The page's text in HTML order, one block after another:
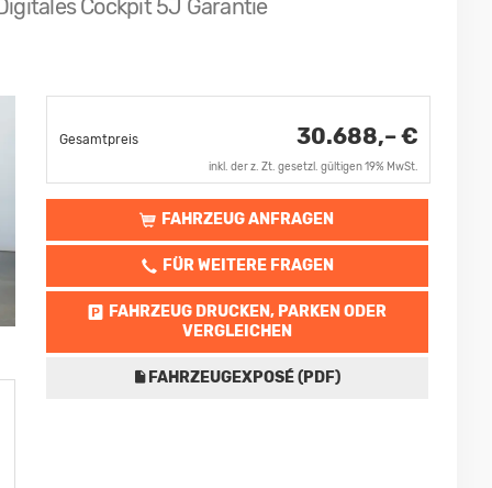
Cockpit 5J Garantie
Gesamtpreis 30.688,– €
inkl. der z. Zt. gesetzl. gültigen 19% MwSt.
FAHRZEUG ANFRAGEN
FÜR WEITERE FRAGEN
FAHRZEUG DRUCKEN, PARKEN ODER
VERGLEICHEN
FAHRZEUGEXPOSÉ (PDF)